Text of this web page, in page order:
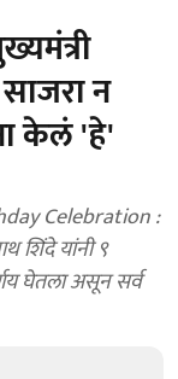
न
केलं 'हे'
Celebration :
शिंदे यांनी ९
घेतला असून सर्व